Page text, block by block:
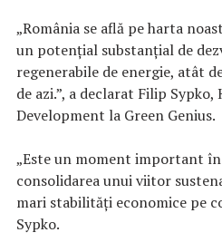
„România se află pe harta
un potențial substanțial de
regenerabile de energie, atât
de azi.”, a declarat Filip Sypko,
Development la Green Genius.
„Este un moment important
consolidarea unui viitor
mari stabilități economice pe
Sypko.